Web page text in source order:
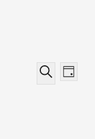
Buscar
Día